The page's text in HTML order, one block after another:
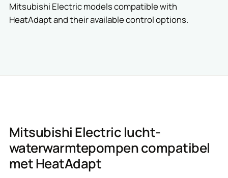
Mitsubishi Electric models compatible with
HeatAdapt and their available control options.
Mitsubishi Electric lucht-
waterwarmtepompen compatibel
met HeatAdapt